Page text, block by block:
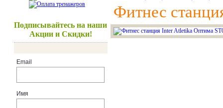
Подписывайтесь на наши
Акции и Скидки!
Email
Имя
Фитнес